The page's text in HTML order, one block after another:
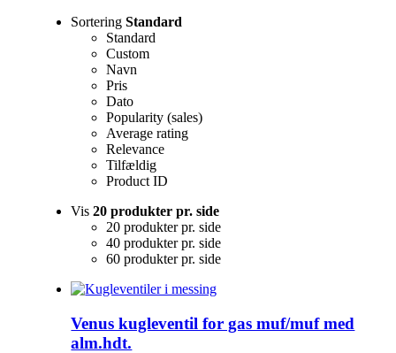
SorteringStandard
Standard
Custom
Navn
Pris
Dato
Popularity (sales)
Average rating
Relevance
Tilfældig
Product ID
Vis20 produkter pr. side
20 produkter pr. side
40 produkter pr. side
60 produkter pr. side
Venus kugleventil for gas muf/muf med
alm.hdt.